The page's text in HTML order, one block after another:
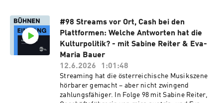
mit einer Steady-Mitgliedschaft
unterstützen.Sie haben eine spannende
Geschichte aus dem Inneren des
Kulturbetriebs? Wir freuen uns über Mails an
Nachrichten werden streng vertraulich
behandelt.Sie wollen Podcast-Werbung
buchen? Wenden Sie sich einfach an:
office@missing-
Entschädigungsanspruch festmachen. Es geht
außerdem um das Mediengesetz, um
Verdachtsberichterstattung, um die Frage, ab
wann journalistische Inhalte als üble Nachrede
gewertet werden – und vor allem darum, welche
insbesondere freie Journalist:innen eingehen,
wenn sie Missstände im Kulturbetrieb zum
Thema machen. Web-Empfehlungen zur
#98 Streams vor Ort, Cash bei den
Plattformen: Welche Antworten hat die
Kulturpolitik? - mit Sabine Reiter & Eva-
Maria Bauer
12.6.2026
1:01:48
Streaming hat die österreichische Musikszene
hörbarer gemacht – aber nicht zwingend
zahlungsfähiger. In Folge 98 mit Sabine Reiter,